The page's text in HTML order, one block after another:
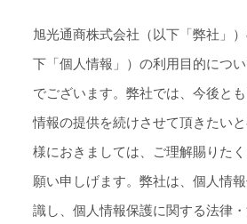
旭光通商株式会社（以下「弊社」
下「個人情報」）の利用目的につ
でございます。弊社では、今後と
情報の提供を続けさせて頂きたい
様におきましては、ご理解賜りた
願い申しげます。弊社は、個人情
識し、個人情報保護に関する法律